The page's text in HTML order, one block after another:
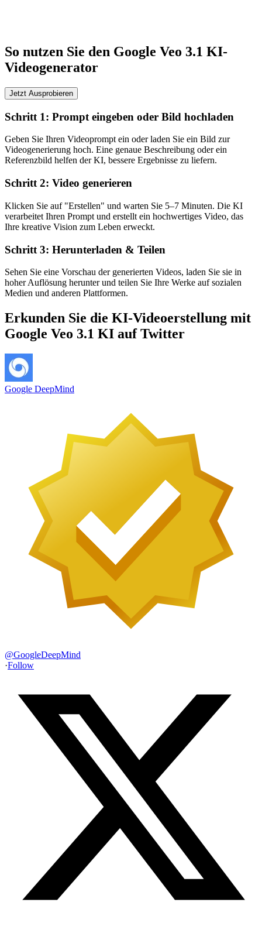
So nutzen Sie den Google Veo 3.1 KI-
Videogenerator
Jetzt Ausprobieren
Schritt 1: Prompt eingeben oder Bild hochladen
Geben Sie Ihren Videoprompt ein oder laden Sie ein Bild zur
Videogenerierung hoch. Eine genaue Beschreibung oder ein
Referenzbild helfen der KI, bessere Ergebnisse zu liefern.
Schritt 2: Video generieren
Klicken Sie auf "Erstellen" und warten Sie 5–7 Minuten. Die KI
verarbeitet Ihren Prompt und erstellt ein hochwertiges Video, das
Ihre kreative Vision zum Leben erweckt.
Schritt 3: Herunterladen & Teilen
Sehen Sie eine Vorschau der generierten Videos, laden Sie sie in
hoher Auflösung herunter und teilen Sie Ihre Werke auf sozialen
Medien und anderen Plattformen.
Erkunden Sie die KI-Videoerstellung mit
Google Veo 3.1 KI auf Twitter
Google DeepMind
@GoogleDeepMind
·Follow